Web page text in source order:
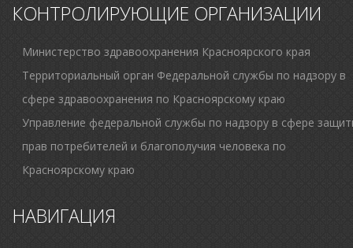
КОНТРОЛИРУЮЩИЕ ОРГАНИЗАЦИИ
Министерство здравоохранения Красноярского края
Территориальный орган Федеральной службы по надзору в
сфере здравоохранения по Красноярскому краю
Управление федеральной службы по надзору в сфере
прав потребителей и благополучия человека по
Красноярскому краю
НАВИГАЦИЯ